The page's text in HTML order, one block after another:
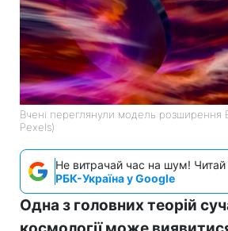
Вчені переглянули модель розширення
Pexels)
Не витрачай час на шум! Читай
РБК-Україна у Google
Одна з головних теорій